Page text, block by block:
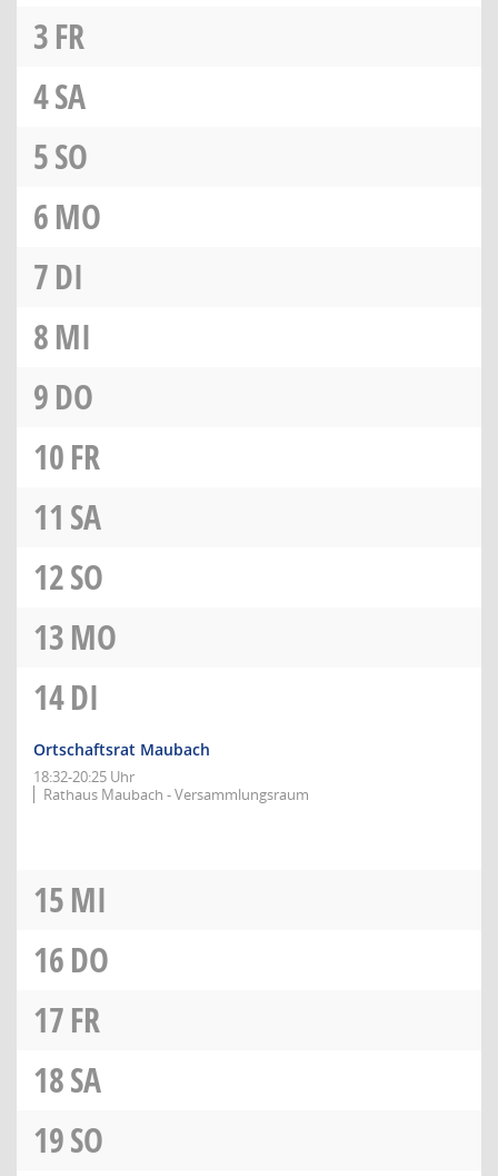
3FR
4SA
5SO
6MO
7DI
8MI
9DO
10FR
11 SA
12SO
13MO
14DI
Ortschaftsrat Maubach
18:32-20:25 Uhr
Rathaus Maubach - Versammlungsraum
15MI
16DO
17FR
18SA
19SO